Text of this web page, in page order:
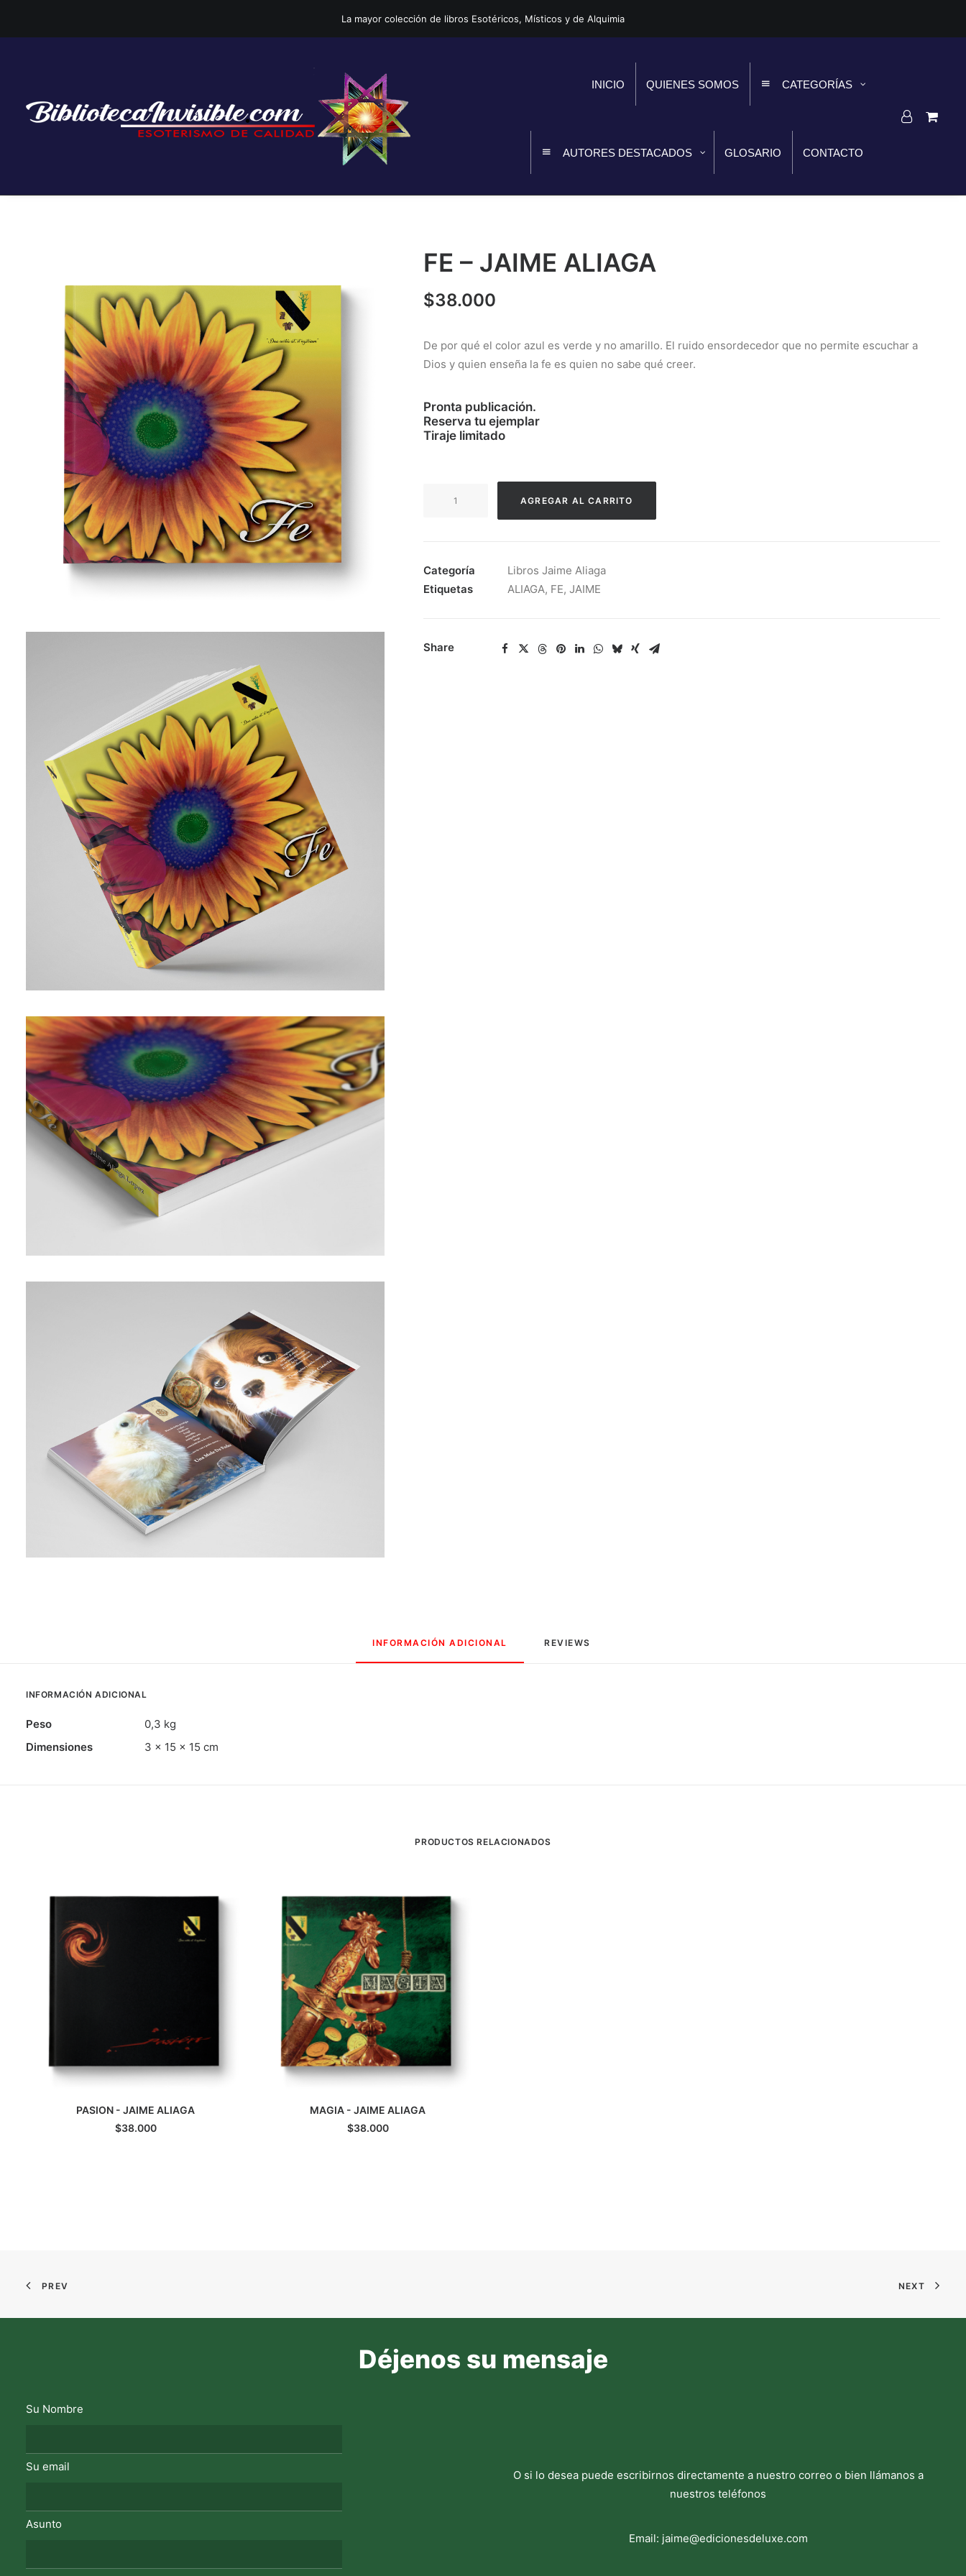
La mayor colección de libros Esotéricos, Místicos y de Alquimia
INICIO QUIENES SOMOS CATEGORÍAS
AUTORES DESTACADOS GLOSARIO CONTACTO
FE – JAIME ALIAGA
$38.000
De por qué el color azul es verde y no amarillo. El ruido ensordecedor que no permite escuchar a
Dios y quien enseña la fe es quien no sabe qué creer.
Pronta publicación.
Reserva tu ejemplar
Tiraje limitado
cantidad
AGREGAR AL CARRITO
Categoría
Libros Jaime Aliaga
Etiquetas
ALIAGA, FE, JAIME
Share
INFORMACIÓN ADICIONAL REVIEWS
INFORMACIÓN ADICIONAL
Peso
0,3 kg
Dimensiones
3 × 15 × 15 cm
PRODUCTOS RELACIONADOS
AGREGAR AL CARRITO
PASION - JAIME ALIAGA
$38.000
AGREGAR AL CARRITO
MAGIA - JAIME ALIAGA
$38.000
PREV NEXT
Déjenos su mensaje
Su Nombre
Su email
Asunto
O si lo desea puede escribirnos directamente a nuestro correo o bien llámanos a
nuestros teléfonos
Email: jaime@edicionesdeluxe.com